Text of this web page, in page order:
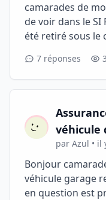
camarades de
de voir dans le SI
été retiré sous le
7 réponses
véhicule
par Azul • il
Bonjour
véhicule garage
en question est